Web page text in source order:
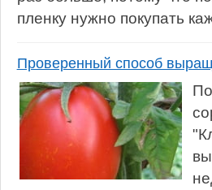
пленку нужно покупать
Проверенный способ